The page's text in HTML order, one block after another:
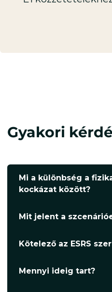
Gyakori
Mi a különbség a
kockázat között?
Mit jelent a
Kötelező az ESRS
Mennyi ideig tart?